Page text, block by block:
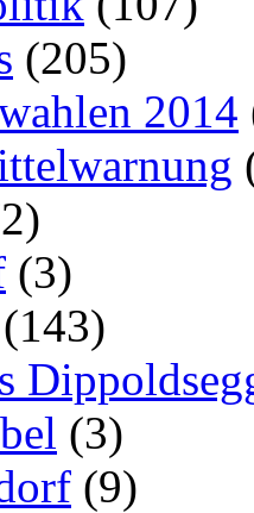
(205)
2014
(3)
(143)
(3)
(9)